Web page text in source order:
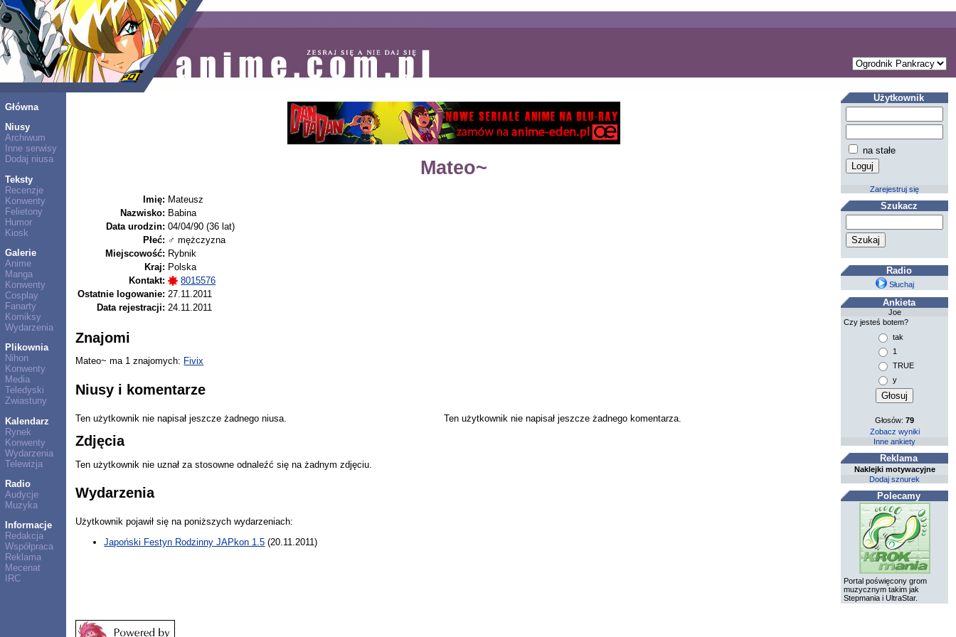
Główna
Niusy
Archiwum
Inne serwisy
Dodaj niusa
Teksty
Recenzje
Konwenty
Felietony
Humor
Kiosk
Galerie
Anime
Manga
Konwenty
Cosplay
Fanarty
Komiksy
Wydarzenia
Plikownia
Nihon
Konwenty
Media
Teledyski
Zwiastuny
Kalendarz
Rynek
Konwenty
Wydarzenia
Telewizja
Radio
Audycje
Muzyka
Informacje
Redakcja
Współpraca
Reklama
Mecenat
IRC
Mateo~
Imię: Mateusz
Nazwisko: Babina
Data urodzin: 04/04/90 (36 lat)
Płeć: ♂ mężczyzna
Miejscowość: Rybnik
Kraj: Polska
Kontakt:
8015576
Ostatnie logowanie: 27.11.2011
Data rejestracji: 24.11.2011
Znajomi
Mateo~ ma 1 znajomych: Fivix
Niusy i komentarze
Ten użytkownik nie napisał jeszcze żadnego niusa. Ten użytkownik nie napisał jeszcze żadnego komentarza.
Zdjęcia
Ten użytkownik nie uznał za stosowne odnaleźć się na żadnym zdjęciu.
Wydarzenia
Użytkownik pojawił się na poniższych wydarzeniach:
Japoński Festyn Rodzinny JAPkon 1.5 (20.11.2011)
Użytkownik
na stałe
Zarejestruj się
Szukacz
Radio
Słuchaj
Ankieta
Joe
Czy jesteś botem?
tak
1
TRUE
y
Głosów:79
Zobacz wyniki
Inne ankiety
Reklama
Naklejki motywacyjne
Dodaj sznurek
Polecamy
Portal poświęcony grom
muzycznym takim jak
Stepmania i UltraStar.